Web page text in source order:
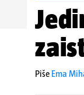
Piše Ema